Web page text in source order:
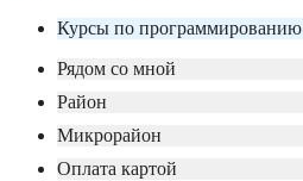
Курсы по программированию
Рядом со мной
Район
Микрорайон
Оплата картой